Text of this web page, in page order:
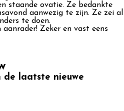
staande ovatie. Ze bedankte
aanwezig te zijn. Ze zei al
te doen.
Zeker en vast eens
laatste nieuwe